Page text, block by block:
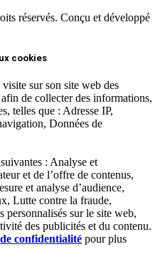
réservés. Conçu et développé
cookies
sur son site web des
de collecter des informations,
telles que : Adresse IP,
Données de
: Analyse et
et de l’offre de contenus,
et analyse d’audience,
Lutte contre la fraude,
sur le site web,
des publicités et du contenu.
confidentialité pour plus